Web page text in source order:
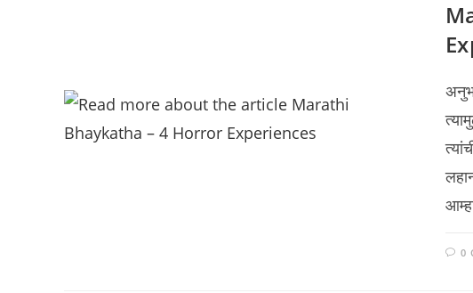
0